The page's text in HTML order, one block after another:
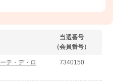
当選番号
（会員番号）
テ・デ・ロ
7340150